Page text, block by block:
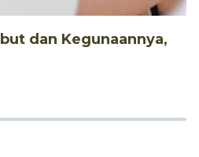
dan Kegunaannya,